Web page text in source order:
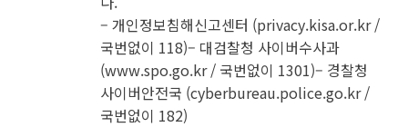
– 개인정보침해신고센터 (privacy.kisa.or.kr /
국번없이 118)– 대검찰청 사이버수사과
(www.spo.go.kr / 국번없이 1301)– 경찰청
사이버안전국 (cyberbureau.police.go.kr /
국번없이 182)